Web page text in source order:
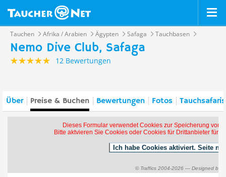
Tauchen Afrika / Arabien Ägypten Safaga Tauchbasen
Nemo Dive Club, Safaga
12 Bewertungen
Über Preise & Buchen Bewertungen Fotos